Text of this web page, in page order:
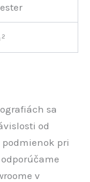
sa
od
pri
v